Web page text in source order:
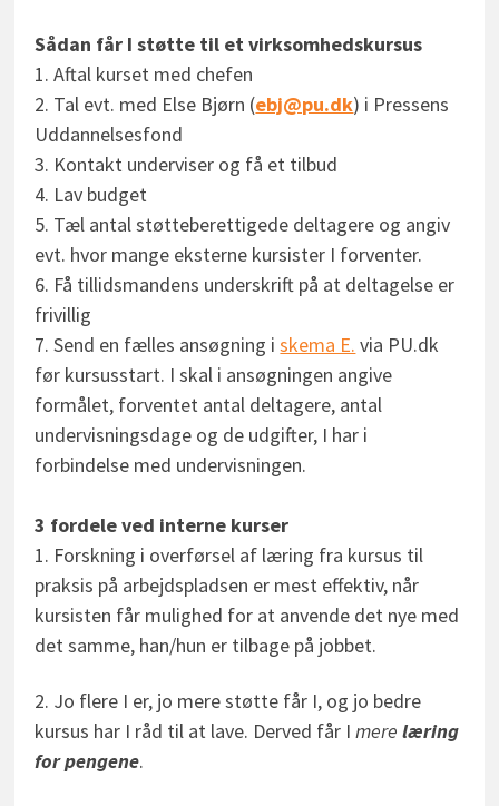
Sådan får I støtte til et virksomhedskursus
1. Aftal kurset med chefen
2. Tal evt. med Else Bjørn (ebj@pu.dk) i Pressens
Uddannelsesfond
3. Kontakt underviser og få et tilbud
4. Lav budget
5. Tæl antal støtteberettigede deltagere og angiv
evt. hvor mange eksterne kursister I forventer.
6. Få tillidsmandens underskrift på at deltagelse er
frivillig
7. Send en fælles ansøgning iskema E. via PU.dk
før kursusstart. I skal i ansøgningen angive
formålet, forventet antal deltagere, antal
undervisningsdage og de udgifter, I har i
forbindelse med undervisningen.
3 fordele ved interne kurser
1. Forskning i overførsel af læring fra kursus til
praksis på arbejdspladsen er mest effektiv, når
kursisten får mulighed for at anvende det nye med
det samme, han/hun er tilbage på jobbet.
2. Jo flere I er, jo mere støtte får I, og jo bedre
kursus har I råd til at lave. Derved får Imerelæring
for pengene.